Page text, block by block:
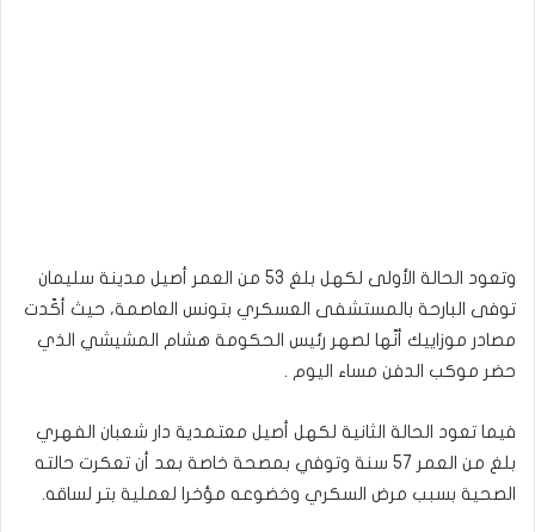
وتعود الحالة الأولى لكهل بلغ 53 من العمر أصيل مدينة سليمان
توفى البارحة بالمستشفى العسكري بتونس العاصمة، حيث أكّدت
مصادر موزاييك أنّها لصهر رئيس الحكومة هشام المشيشي الذي
حضر موكب الدفن مساء اليوم .
فيما تعود الحالة الثانية لكهل أصيل معتمدية دار شعبان الفهري
بلغ من العمر 57 سنة وتوفي بمصحة خاصة بعد أن تعكرت حالته
الصحية بسبب مرض السكري وخضوعه مؤخرا لعملية بتر لساقه.